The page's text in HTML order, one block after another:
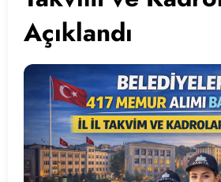
Açıklandı